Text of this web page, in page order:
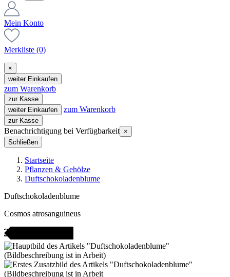
Mein Konto
Merkliste (0)
×
weiter Einkaufen
zum Warenkorb
zur Kasse
weiter Einkaufen
zum Warenkorb
zur Kasse
Benachrichtigung bei Verfügbarkeit ×
Schließen
Startseite
Pflanzen & Gehölze
Duftschokoladenblume
Duftschokoladenblume
Cosmos atrosanguineus
bestellbar